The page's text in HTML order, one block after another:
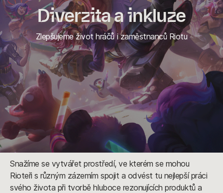
Diverzita a inkluze
Zlepšujeme život hráčů i zaměstnanců Riotu
Snažíme se vytvářet prostředí, ve kterém se mohou
Rioteři s různým zázemím spojit a odvést tu nejlepší práci
svého života při tvorbě hluboce rezonujících produktů a